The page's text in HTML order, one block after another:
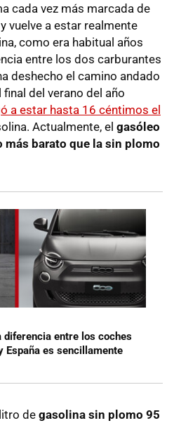
cada vez más marcada de
vuelve a estar realmente
como era habitual años
entre los dos carburantes
deshecho el camino andado
del verano del año
a estar hasta 16 céntimos el
Actualmente, el gasóleo
barato que la sin plomo
diferencia entre los coches
España es sencillamente
degasolina sin plomo 95